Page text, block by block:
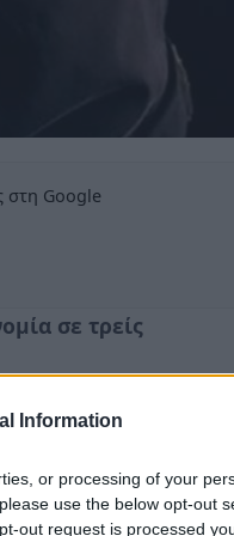
Information
or processing of your
use the below opt-out
out request is processed
στη Google
σε τρείς
από